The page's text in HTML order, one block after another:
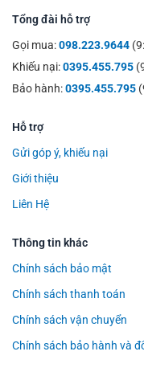
Tổng đài hỗ trợ
Gọi mua:098.223.9644
Khiếu nại:0395.455.795
Bảo hành:0395.455.795
Hỗ trợ
Gửi góp ý, khiếu nại
Giới thiệu
Liên Hệ
Thông tin khác
Chính sách bảo mật
Chính sách thanh toán
Chính sách vận chuyển
Chính sách bảo hành và